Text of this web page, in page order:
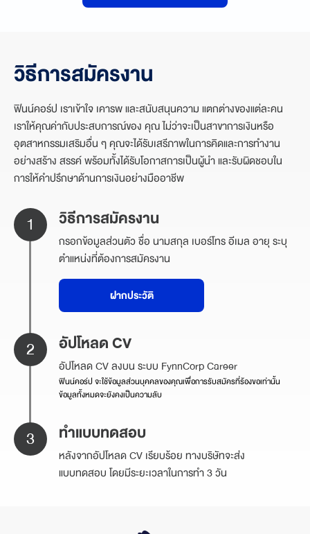
วิธีการสมัครงาน
ฟินน์คอร์ป เราเข้าใจ เคารพ และสนับสนุนความ แตกต่างของแต่ละคน
เราให้คุณค่ากับประสบการณ์ของ คุณ ไม่ว่าจะเป็นสาขาการเงินหรือ
อุตสาหกรรมเสริมอื่น ๆ คุณจะได้รับเสรีภาพในการคิดและการทำงาน
อย่างสร้าง สรรค์ พร้อมทั้งได้รับโอกาสการเป็นผู้นำ และรับผิดชอบใน
การให้คำปรึกษาด้านการเงินอย่างมืออาชีพ
วิธีการสมัครงาน
กรอกข้อมูลส่วนตัว ชื่อ นามสกุล เบอร์โทร อีเมล อายุ ระบุ
ตำแหน่งที่ต้องการสมัครงาน
ฝากประวัติ
อัปโหลด CV
อัปโหลด CV ลงบน ระบบ FynnCorp Career
ฟินน์คอร์ป จะใช้ข้อมูลส่วนบุคคลของคุณเพื่อการรับสมัครที่ร้องขอเท่านั้น
ข้อมูลทั้งหมดจะยังคงเป็นความลับ
ทำแบบทดสอบ
หลังจากอัปโหลด CV เรียบร้อย ทางบริษัทจะส่ง
แบบทดสอบ โดยมีระยะเวลาในการทำ3 วัน